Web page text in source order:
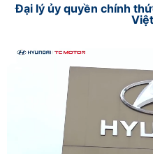
Đại lý ủy quyền chính